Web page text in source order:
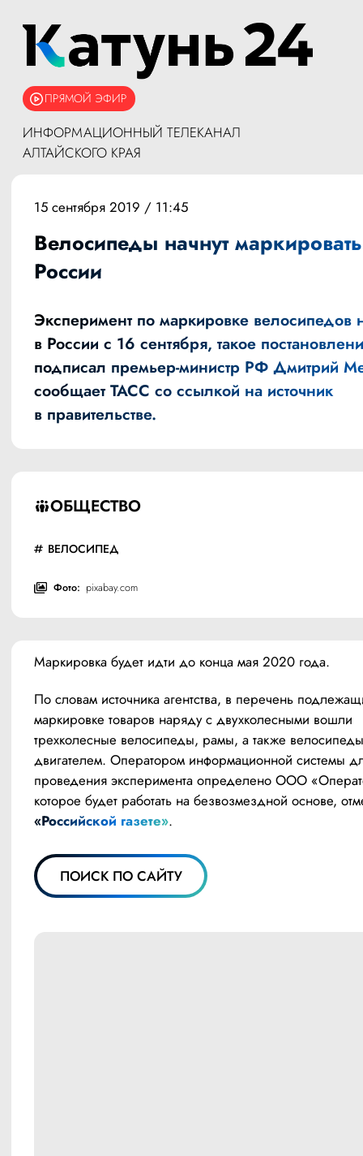
ПРЯМОЙ ЭФИР
ИНФОРМАЦИОННЫЙ ТЕЛЕКАНАЛ
АЛТАЙСКОГО КРАЯ
ОБЩЕСТВО
ВЕЛОСИПЕД
Фото: pixabay.com
15 сентября 2019 / 11:45
Велосипеды начнут
России
Эксперимент по маркировке велосипедов
в России с 16 сентября, такое
подписал премьер-министр РФ Дмитрий
сообщает ТАСС со ссылкой на источник
в правительстве.
Маркировка будет идти до конца мая 2020 года.
По словам источника агентства, в перечень
маркировке товаров наряду с двухколесными вошли
трехколесные велосипеды, рамы, а также
двигателем. Оператором информационной системы
проведения эксперимента определено ООО
«Российской газете».
ПОИСК ПО САЙТУ